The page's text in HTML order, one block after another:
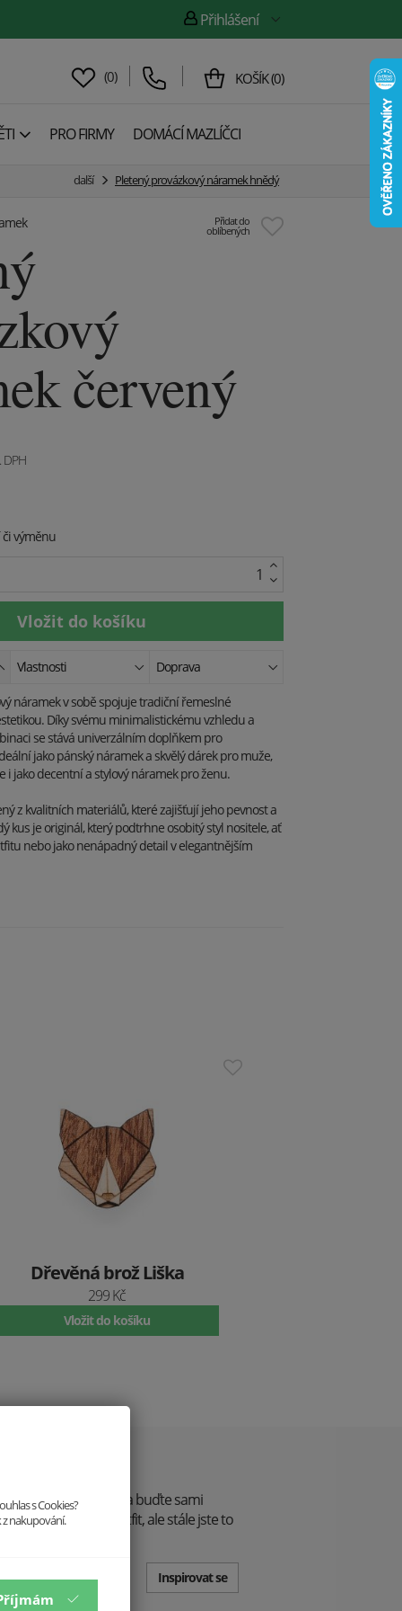
Přihlášení
(0) KOŠÍK(0)
PRO FIRMY DOMÁCÍ MAZLÍČCI
další Pletený provázkový náramek hnědý
Přidat do
oblíbených
červený
DPH
výměnu
Vlastnosti Doprava
náramek v sobě spojuje tradiční řemeslné
Díky svému minimalistickému vzhledu a
se stává univerzálním doplňkem pro
jako pánský náramek a skvělý dárek pro muže,
i jako decentní a stylový náramek pro ženu.
z kvalitních materiálů, které zajišťují jeho pevnost a
kus je originál, který podtrhne osobitý styl nositele, ať
nebo jako nenápadný detail v elegantnějším
Dřevěná brož Liška
299 Kč
Vložit do košíku
je! Vystupte z řady a buďte sami
na večeři - jiný outfit, ale stále jste to
Inspirovat se
s Cookies?
nakupování.